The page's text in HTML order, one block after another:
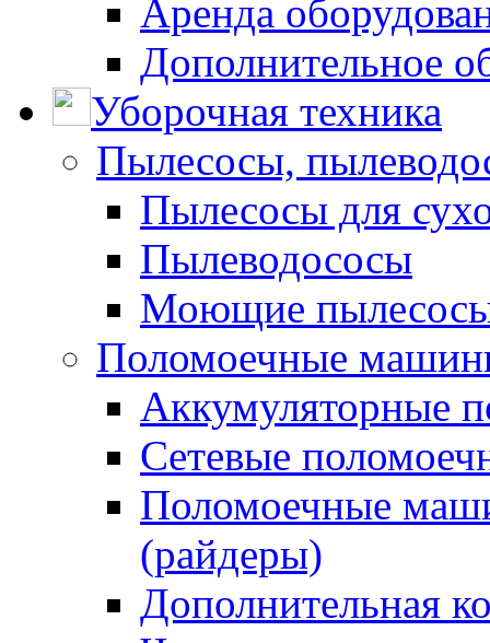
Аренда
Дополнительное
Уборочная техника
Пылесосы,
Пылесосы для
Пылеводососы
Моющие пылесосы
Поломоечные
Аккумуляторные
Сетевые
Поломоечные
(райдеры)
Дополнительная